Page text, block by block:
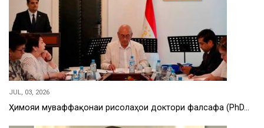
JUL, 03, 2026
Ҳимояи муваффақонаи рисолаҳои доктори фалсафа (PhD…